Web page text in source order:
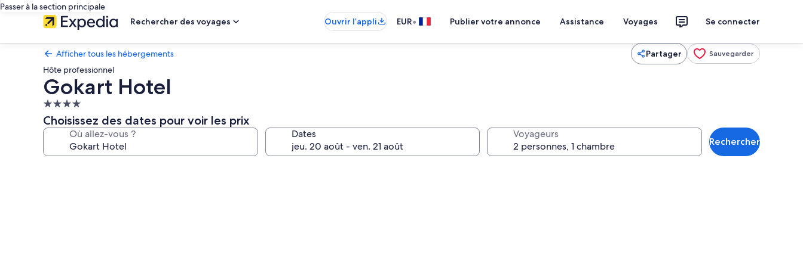
Passer à la section principale
Rechercher des voyages
Ouvrir l’appli EUR• Publier votre annonce Assistance Voyages Se connecter
Afficher tous les hébergements Partager Sauvegarder
Hôte professionnel
Gokart Hotel
Hébergement
4.0 étoiles
Choisissez des dates pour voir les prix
Où allez-vous ? Dates Voyageurs
Rechercher